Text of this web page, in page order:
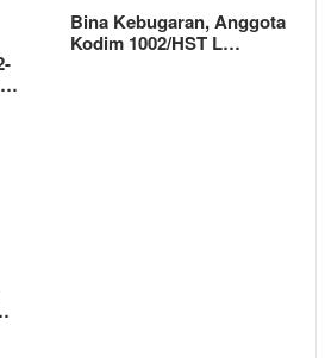
Bina Kebugaran, Anggota
Kodim 1002/HST L…